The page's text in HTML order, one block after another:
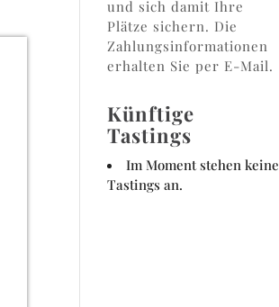
und sich damit Ihre
Plätze sichern. Die
Zahlungsinformationen
erhalten Sie per E-Mail.
Künftige
Tastings
Im Moment stehen keine
Tastings an.